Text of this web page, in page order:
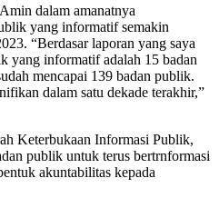
dalam amanatnya
yang informatif semakin
“Berdasar laporan yang saya
yang informatif adalah 15 badan
mencapai 139 badan publik.
dalam satu dekade terakhir,”
Keterbukaan Informasi Publik,
publik untuk terus bertrnformasi
akuntabilitas kepada